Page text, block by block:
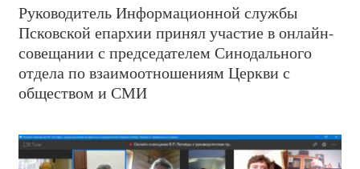
Руководитель Информационной службы
Псковской епархии принял участие в онлайн-
совещании с председателем Синодального
отдела по взаимоотношениям Церкви с
обществом и СМИ